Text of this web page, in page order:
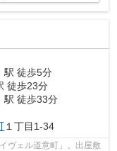
駅 徒歩5分
徒歩23分
駅 徒歩33分
１丁目1-34
ヴェル道意町」。出屋敷